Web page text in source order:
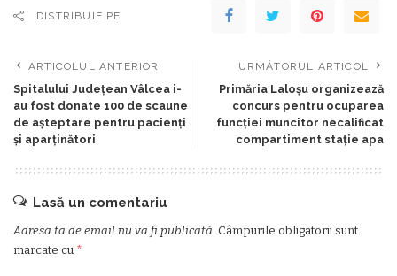
DISTRIBUIE PE
ARTICOLUL ANTERIOR
Spitalului Judeţean Vâlcea i-
au fost donate 100 de scaune
de aşteptare pentru pacienţi
şi aparţinători
URMĂTORUL ARTICOL
Primăria Laloşu organizează
concurs pentru ocuparea
funcţiei muncitor necalificat
compartiment staţie apa
Lasă un comentariu
Adresa ta de email nu va fi publicată. Câmpurile obligatorii sunt
marcate cu *